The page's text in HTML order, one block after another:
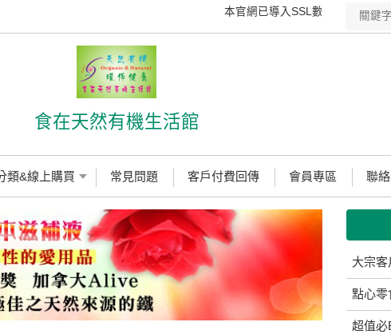
本官網已導入SSL數位憑證，符合
食在天然有機生活館
類&線上購買 常見問題 客戶付費回傳 會員專區 聯
大宗客
點心零
超值必